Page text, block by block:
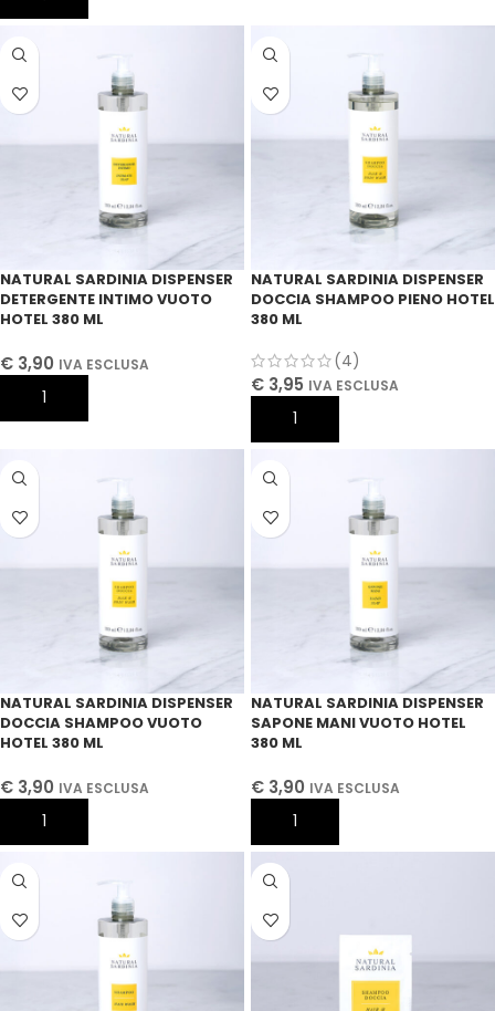
NATURAL SARDINIA DISPENSER
DETERGENTE INTIMO VUOTO
HOTEL 380 ML
€ 3,90 IVA ESCLUSA
AGGIUNGI AL CARRELLO
NATURAL SARDINIA DISPENSER
DOCCIA SHAMPOO PIENO HOTEL
380 ML
(4)
€ 3,95 IVA ESCLUSA
AGGIUNGI AL CARRELLO
NATURAL SARDINIA DISPENSER
DOCCIA SHAMPOO VUOTO
HOTEL 380 ML
€ 3,90 IVA ESCLUSA
AGGIUNGI AL CARRELLO
NATURAL SARDINIA DISPENSER
SAPONE MANI VUOTO HOTEL
380 ML
€ 3,90 IVA ESCLUSA
AGGIUNGI AL CARRELLO